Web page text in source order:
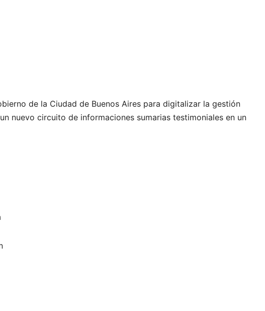
de la Ciudad de Buenos Aires para digitalizar la gestión
nuevo circuito de informaciones sumarias testimoniales en un